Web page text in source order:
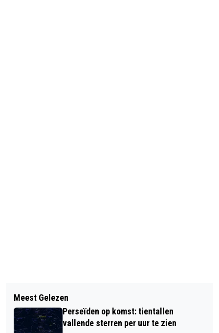
DE AMSTERDAMSE SPINOZAKRING
PRESENTEERT: DE AVOND VAN DE
JONGE DENKERS
CSU SCHOONMAAKBEDRIJF: UW
PARTNER IN PROFESSIONELE
Meest Gelezen
Perseïden op komst: tientallen
vallende sterren per uur te zien